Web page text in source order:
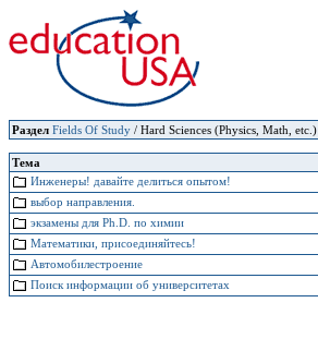
Раздел Fields Of Study / Hard Sciences (Physics, Math, etc.)
Тема
Инженеры! давайте делиться опытом!
выбор направления.
экзамены для Ph.D. по химии
Математики, присоединяйтесь!
Автомобилестроение
Поиск информации об университетах